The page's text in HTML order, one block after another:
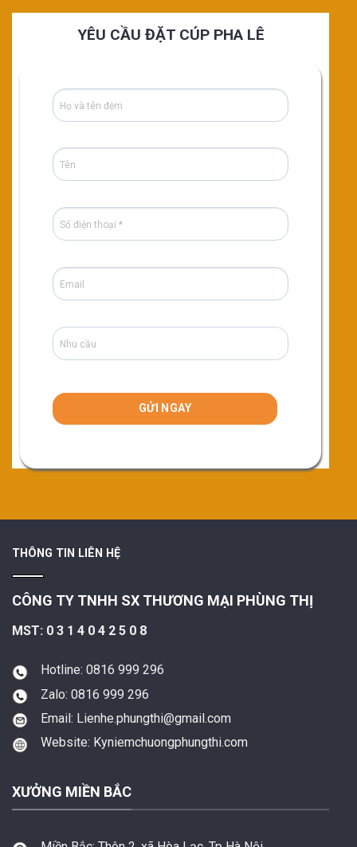
YÊU CẦU ĐẶT CÚP PHA LÊ
THÔNG TIN LIÊN HỆ
CÔNG TY TNHH SX THƯƠNG MẠI PHÙNG THỊ
MST: 0 3 1 4 0 4 2 5 0 8
Hotline: 0816 999 296
Zalo: 0816 999 296
Email: Lienhe.phungthi@gmail.com
Website: Kyniemchuongphungthi.com
XƯỞNG MIỀN BẮC